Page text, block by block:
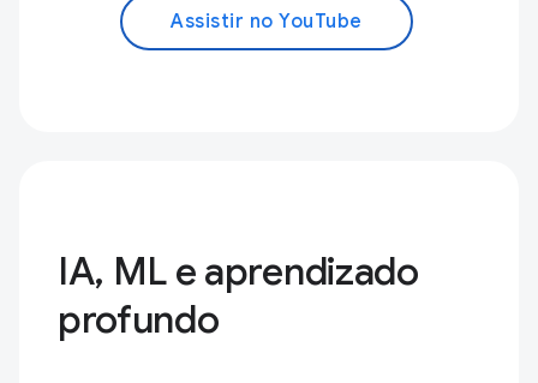
Assistir no YouTube
IA, ML e aprendizado
profundo